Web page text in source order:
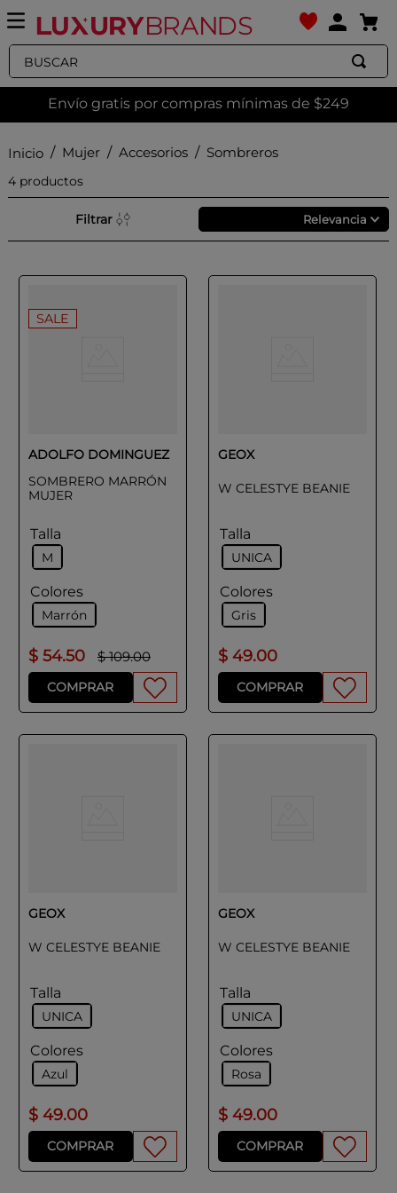
Buscar
Envío gratis por compras mínimas de $249
Mujer Accesorios Sombreros
4 productos
Filtrar Relevancia
SALE
ADOLFO DOMINGUEZ
SOMBRERO MARRÓN
MUJER
Colores
Marrón
Talla
M
$ 54.50 $ 109.00
COMPRAR
GEOX
W CELESTYE BEANIE
Colores
Gris
Talla
UNICA
$ 49.00
COMPRAR
GEOX
W CELESTYE BEANIE
Colores
Azul
Talla
UNICA
$ 49.00
COMPRAR
GEOX
W CELESTYE BEANIE
Colores
Rosa
Talla
UNICA
$ 49.00
COMPRAR